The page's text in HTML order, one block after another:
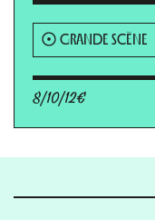
GRANDE SCÈNE
8/10/12€